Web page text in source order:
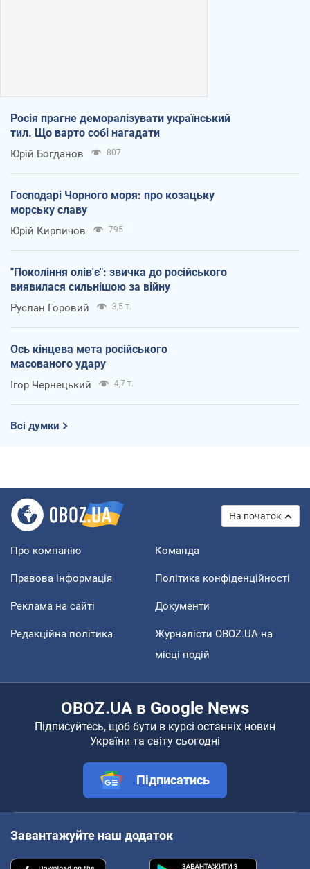
Росія прагне деморалізувати український
тил. Що варто собі нагадати
Юрій Богданов 807
Господарі Чорного моря: про козацьку
морську славу
Юрій Кирпичов 795
"Покоління олів'є": звичка до російського
виявилася сильнішою за війну
Руслан Горовий 3,5 т.
Ось кінцева мета російського
масованого удару
Ігор Чернецький 4,7 т.
Всі думки
На початок
Про компанію Команда
Правова інформація Політика конфіденційності
Реклама на сайті Документи
Редакційна політика
Журналісти OBOZ.UA на
місці подій
OBOZ.UA в Google News
Підписуйтесь, щоб бути в курсі останніх новин
України та світу сьогодні
Підписатись
Завантажуйте наш додаток